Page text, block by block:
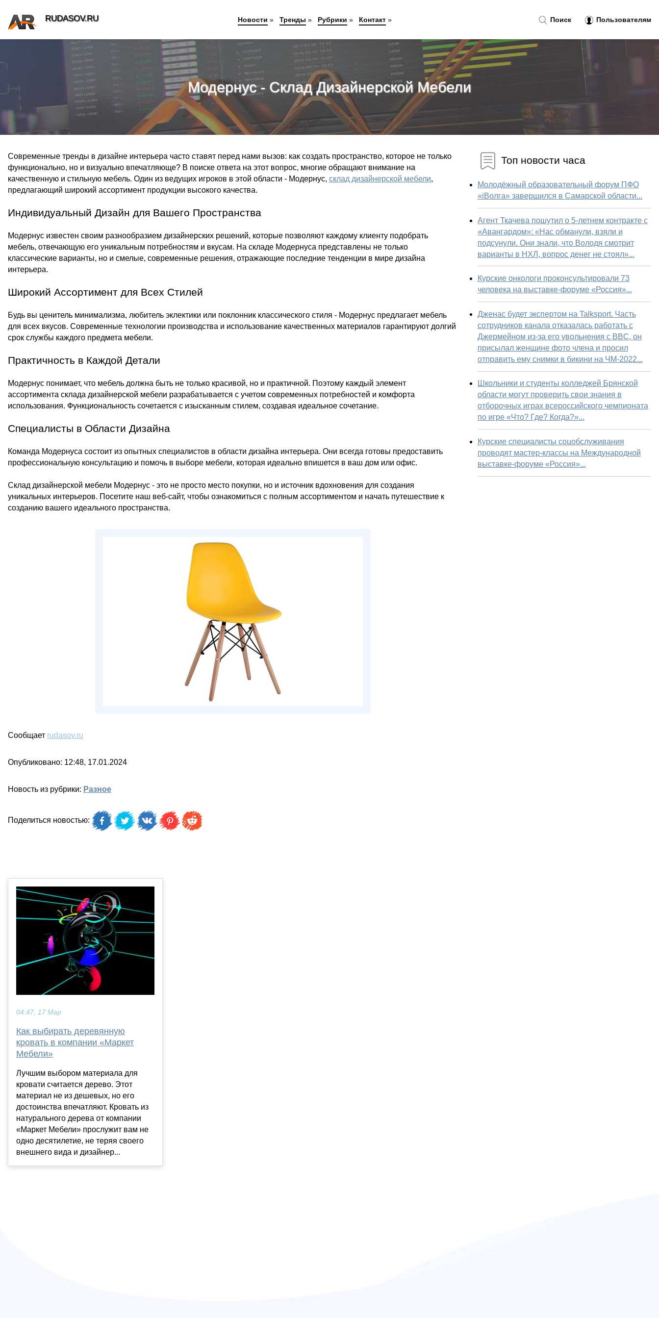
Модернус - Склад Дизайнерской Мебели
Современные тренды в дизайне интерьера часто ставят перед нами вызов: как создать пространство, которое не только
функционально, но и визуально впечатляюще? В поиске ответа на этот вопрос, многие обращают внимание на
качественную и стильную мебель. Один из ведущих игроков в этой области - Модернус, склад дизайнерской мебели,
предлагающий широкий ассортимент продукции высокого качества.
Индивидуальный Дизайн для Вашего Пространства
Модернус известен своим разнообразием дизайнерских решений, которые позволяют каждому клиенту подобрать
мебель, отвечающую его уникальным потребностям и вкусам. На складе Модернуса представлены не только
классические варианты, но и смелые, современные решения, отражающие последние тенденции в мире дизайна
интерьера.
Широкий Ассортимент для Всех Стилей
Будь вы ценитель минимализма, любитель эклектики или поклонник классического стиля - Модернус предлагает мебель
для всех вкусов. Современные технологии производства и использование качественных материалов гарантируют долгий
срок службы каждого предмета мебели.
Практичность в Каждой Детали
Модернус понимает, что мебель должна быть не только красивой, но и практичной. Поэтому каждый элемент
ассортимента склада дизайнерской мебели разрабатывается с учетом современных потребностей и комфорта
использования. Функциональность сочетается с изысканным стилем, создавая идеальное сочетание.
Специалисты в Области Дизайна
Команда Модернуса состоит из опытных специалистов в области дизайна интерьера. Они всегда готовы предоставить
профессиональную консультацию и помочь в выборе мебели, которая идеально впишется в ваш дом или офис.
Склад дизайнерской мебели Модернус - это не просто место покупки, но и источник вдохновения для создания
уникальных интерьеров. Посетите наш веб-сайт, чтобы ознакомиться с полным ассортиментом и начать путешествие к
созданию вашего идеального пространства.
Сообщает rudasov.ru
Опубликовано: 12:48, 17.01.2024
Новость из рубрики: Разное
Поделиться новостью:
Топ новости часа
Молодёжный образовательный форум ПФО
«iВолга» завершился в Самарской области...
Агент Ткачева пошутил о 5-летнем контракте с
«Авангардом»: «Нас обманули, взяли и
подсунули. Они знали, что Володя смотрит
варианты в НХЛ, вопрос денег не стоял»...
Курские онкологи проконсультировали 73
человека на выставке-форуме «Россия»...
Дженас будет экспертом на Talksport. Часть
сотрудников канала отказалась работать с
Джермейном из-за его увольнения с BBC, он
присылал женщине фото члена и просил
отправить ему снимки в бикини на ЧМ-2022...
Школьники и студенты колледжей Брянской
области могут проверить свои знания в
отборочных играх всероссийского чемпионата
по игре «Что? Где? Когда?»...
Курские специалисты соцобслуживания
проводят мастер-классы на Международной
выставке-форуме «Россия»...
04:47, 17 Мар
Как выбирать деревянную
кровать в компании «Маркет
Мебели»
Лучшим выбором материала для
кровати считается дерево. Этот
материал не из дешевых, но его
достоинства впечатляют. Кровать из
натурального дерева от компании
«Маркет Мебели» прослужит вам не
одно десятилетие, не теряя своего
внешнего вида и дизайнер...
Поиск Пользователям
RUDASOV.RU Новости » Тренды » Рубрики » Контакт»